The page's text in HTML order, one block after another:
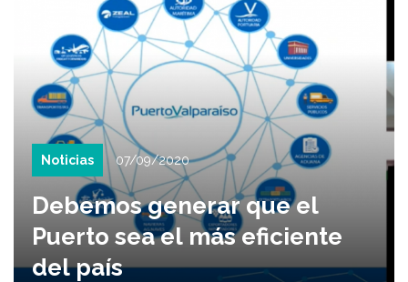
Noticias 07/09/2020
Debemos generar que el
Puerto sea el más eficiente
del país